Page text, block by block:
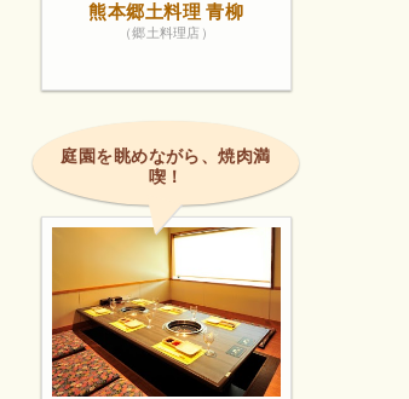
熊本郷土料理 青柳
（郷土料理店）
庭園を眺めながら、焼肉満
喫！